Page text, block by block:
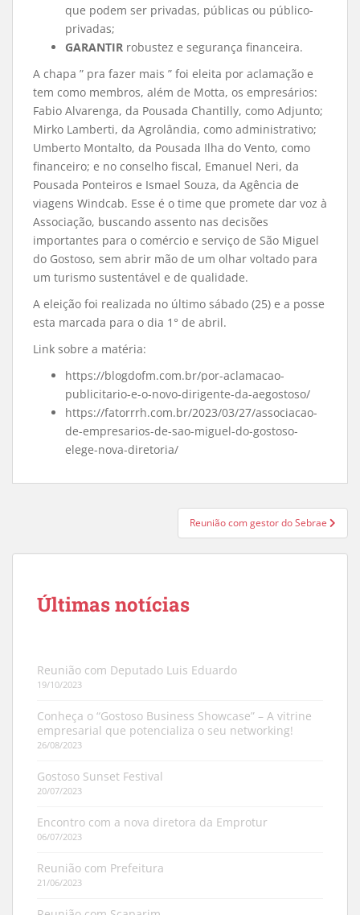
que podem ser privadas, públicas ou público-
privadas;
GARANTIR robustez e segurança financeira.
A chapa ” pra fazer mais ” foi eleita por aclamação e
tem como membros, além de Motta, os empresários:
Fabio Alvarenga, da Pousada Chantilly, como Adjunto;
Mirko Lamberti, da Agrolândia, como administrativo;
Umberto Montalto, da Pousada Ilha do Vento, como
financeiro; e no conselho fiscal, Emanuel Neri, da
Pousada Ponteiros e Ismael Souza, da Agência de
viagens Windcab. Esse é o time que promete dar voz à
Associação, buscando assento nas decisões
importantes para o comércio e serviço de São Miguel
do Gostoso, sem abrir mão de um olhar voltado para
um turismo sustentável e de qualidade.
A eleição foi realizada no último sábado (25) e a posse
esta marcada para o dia 1° de abril.
Link sobre a matéria:
https://blogdofm.com.br/por-aclamacao-
publicitario-e-o-novo-dirigente-da-aegostoso/
https://fatorrrh.com.br/2023/03/27/associacao-
de-empresarios-de-sao-miguel-do-gostoso-
elege-nova-diretoria/
Post
Reunião com gestor do Sebrae
Últimas notícias
Reunião com Deputado Luis Eduardo
19/10/2023
Conheça o “Gostoso Business Showcase” – A vitrine
empresarial que potencializa o seu networking!
26/08/2023
Gostoso Sunset Festival
20/07/2023
Encontro com a nova diretora da Emprotur
06/07/2023
Reunião com Prefeitura
21/06/2023